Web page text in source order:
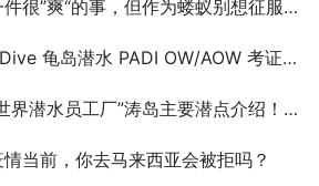
”爽“的事，但作为蝼蚁别想征服海洋！
岛潜水 PADI OW/AOW 考证教学课程 潜水证
工厂”涛岛主要潜点介绍！如何在涛岛邂逅鲸鲨！
当前，你去马来西亚会被拒吗？